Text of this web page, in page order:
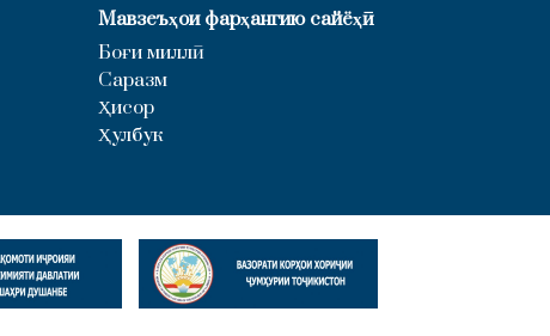
Мавзеъҳои фарҳангию сайёҳӣ
Боғи миллӣ
Саразм
Ҳисор
Ҳулбук